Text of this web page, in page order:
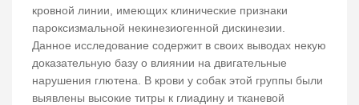
кровной линии, имеющих клинические признаки
пароксизмальной некинезиогенной дискинезии.
Данное исследование содержит в своих выводах некую
доказательную базу о влиянии на двигательные
нарушения глютена. В крови у собак этой группы были
выявлены высокие титры к глиадину и тканевой